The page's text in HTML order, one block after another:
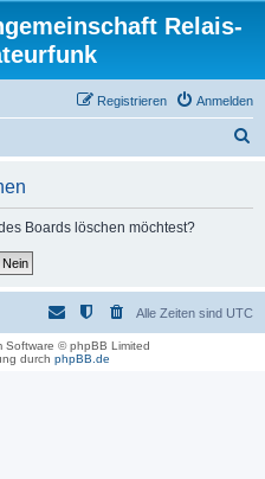
Relais-
Anmelden
Registrieren
Boards löschen möchtest?
Alle Zeiten sind UTC
Software © phpBB Limited
durch phpBB.de